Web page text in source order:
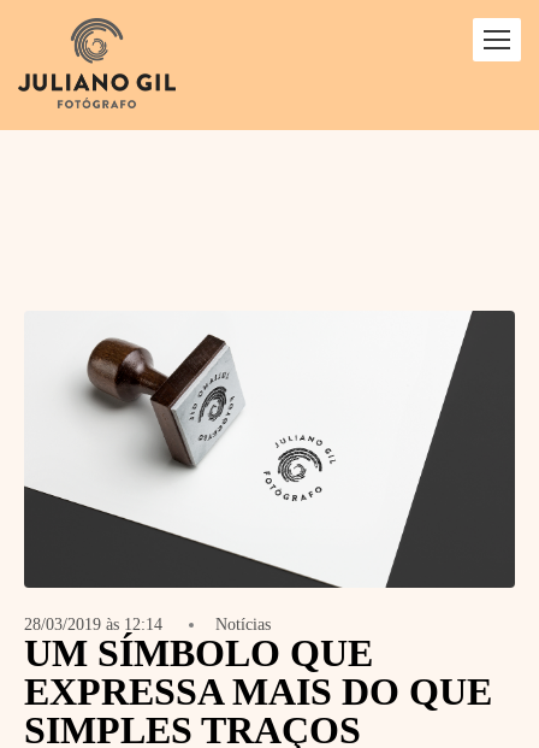
28/03/2019 às 12:14 Notícias
UM SÍMBOLO QUE
EXPRESSA MAIS DO QUE
SIMPLES TRAÇOS